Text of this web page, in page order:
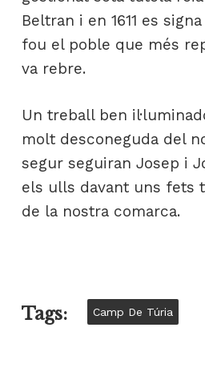
Beltran i en 1611 es
fou el poble que més
va rebre.
Un treball ben
molt desconeguda del
segur seguiran Josep i
els ulls davant uns fets
de la nostra comarca.
Tags: Camp De Túria